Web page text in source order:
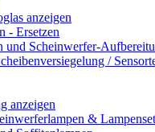
anzeigen
- Ersetzen
und Scheinwerfer-
/
anzeigen
&